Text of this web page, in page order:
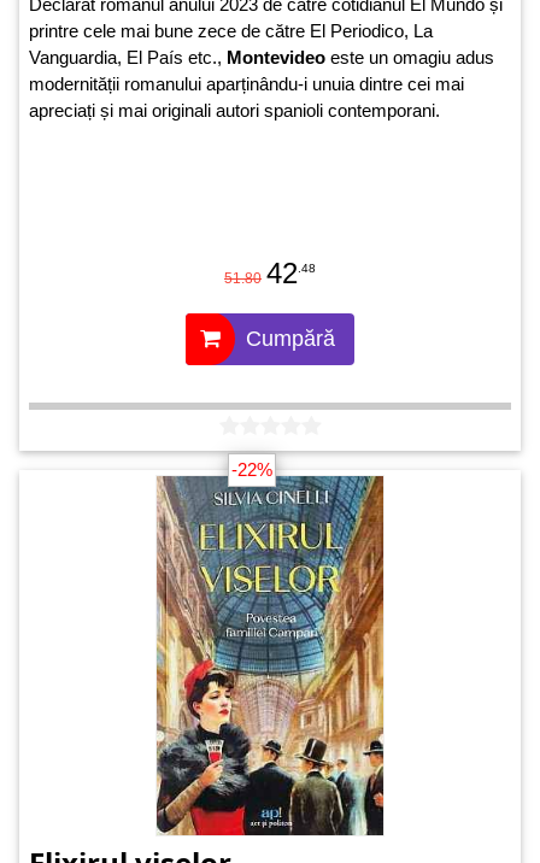
Declarat romanul anului 2023 de către cotidianul El Mundo și
printre cele mai bune zece de către El Periodico, La
Vanguardia, El País etc., Montevideo este un omagiu adus
modernității romanului aparținându-i unuia dintre cei mai
apreciați și mai originali autori spanioli contemporani.
51.80 42 .48
Cumpără
-22%